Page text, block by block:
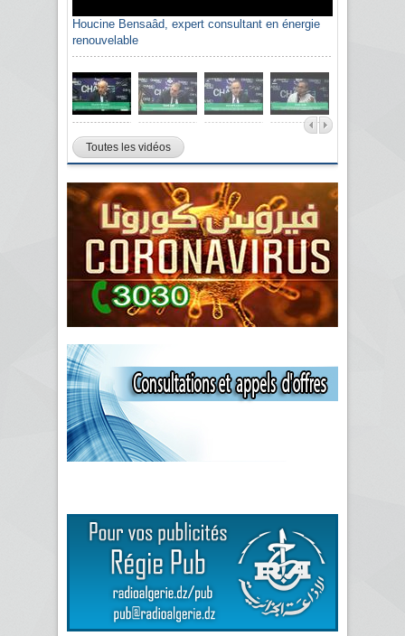
Houcine Bensaâd, expert consultant en énergie
renouvelable
Toutes les vidéos